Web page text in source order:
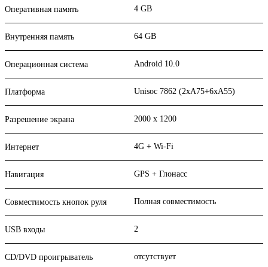
Оперативная память 4 GB
Внутренняя память 64 GB
Операционная система Android 10.0
Платформа Unisoc 7862 (2xA75+6xA55)
Разрешение экрана 2000 x 1200
Интернет 4G + Wi-Fi
Навигация GPS + Глонасс
Совместимость кнопок руля Полная совместимость
USB входы 2
CD/DVD проигрыватель отсутствует